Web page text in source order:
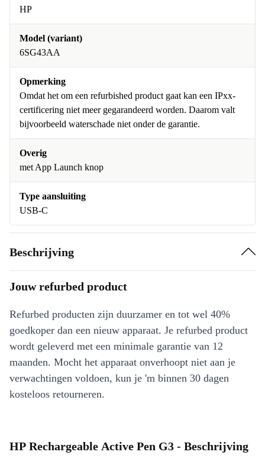
HP
Model (variant)
6SG43AA
Opmerking
Omdat het om een refurbished product gaat kan een IPxx-
certificering niet meer gegarandeerd worden. Daarom valt
bijvoorbeeld waterschade niet onder de garantie.
Overig
met App Launch knop
Type aansluiting
USB-C
Beschrijving
Jouw refurbed product
Refurbed producten zijn duurzamer en tot wel 40%
goedkoper dan een nieuw apparaat. Je refurbed product
wordt geleverd met een minimale garantie van 12
maanden. Mocht het apparaat onverhoopt niet aan je
verwachtingen voldoen, kun je 'm binnen 30 dagen
kosteloos retourneren.
HP Rechargeable Active Pen G3 - Beschrijving